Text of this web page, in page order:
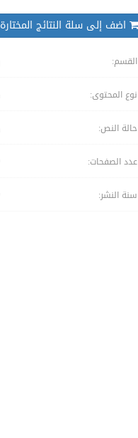
اضف إلى سلة النتائج المختارة
القسم:
نوع المحتوى:
حالة النص:
عدد الصفحات:
سنة النشر: